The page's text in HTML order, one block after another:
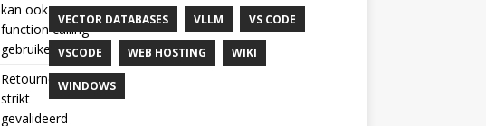
kan ook
function calling
gebruiken.
Retourneert
strikt
gevalideerd
VECTOR DATABASES VLLM VS CODE
VSCODE WEB HOSTING WIKI
WINDOWS